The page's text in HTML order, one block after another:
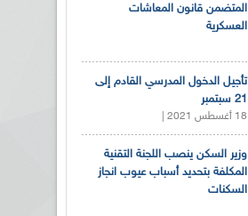
المتضمن قانون المعاشات
العسكرية
تأجيل الدخول المدرسي القادم إلى
21 سبتمبر
18 أغسطس 2021 |
وزير السكن ينصب اللجنة التقنية
المكلفة بتحديد أسباب عيوب انجاز
السكنات